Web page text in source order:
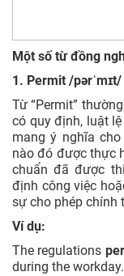
Một số từ đồng
1. Permit /pərˈmɪt/
Từ “Permit”
có quy định, luật
mang ý nghĩa
nào đó được thực
chuẩn đã được
định công việc
sự cho phép chính
Ví dụ:
The regulations
during the workday.